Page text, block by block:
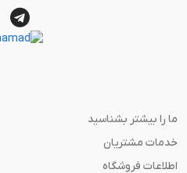
ما را بیشتر بشناسید
خدمات مشتریان
اطلاعات فروشگاه